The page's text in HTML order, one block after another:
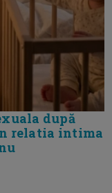
după
relatia intima